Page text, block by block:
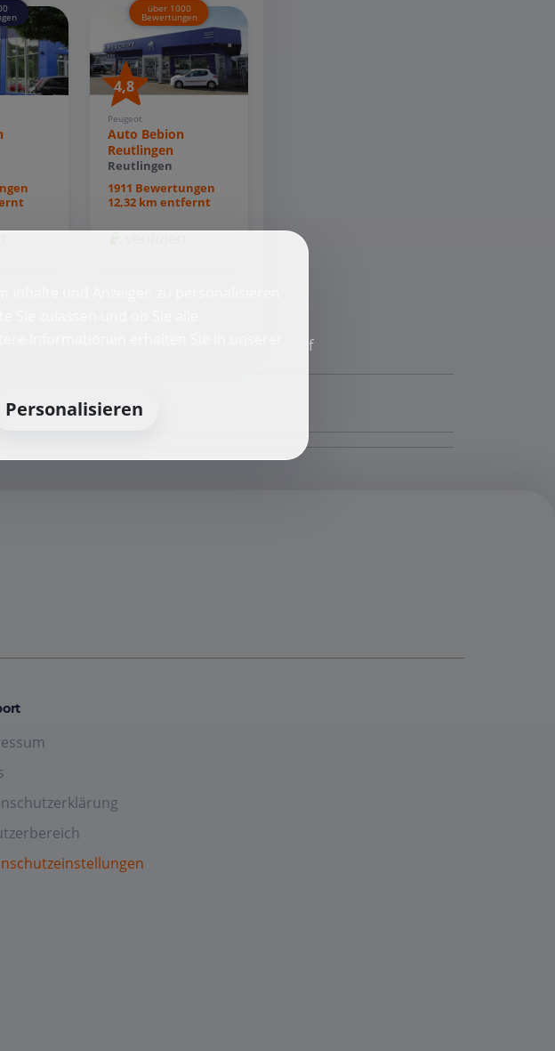
über 1000
Bewertungen
4,8
Peugeot
Auto Bebion
Reutlingen
Reutlingen
1911 Bewertungen
12,32 km entfernt
Inhalte und Anzeigen zu personalisieren
Sie zulassen und ob Sie alle
Personalisieren
f